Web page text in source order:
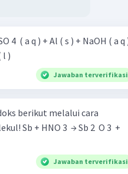
l )
Jawaban terverifikasi
berikut melalui cara
O 3 ​ +
Jawaban terverifikasi